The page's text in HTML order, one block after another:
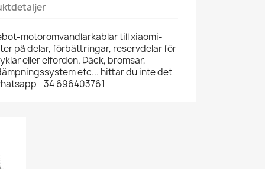
motoromvandlarkablar till xiaomi-
på delar, förbättringar, reservdelar för
eller elfordon. Däck, bromsar,
etc... hittar du inte det
+34 696403761